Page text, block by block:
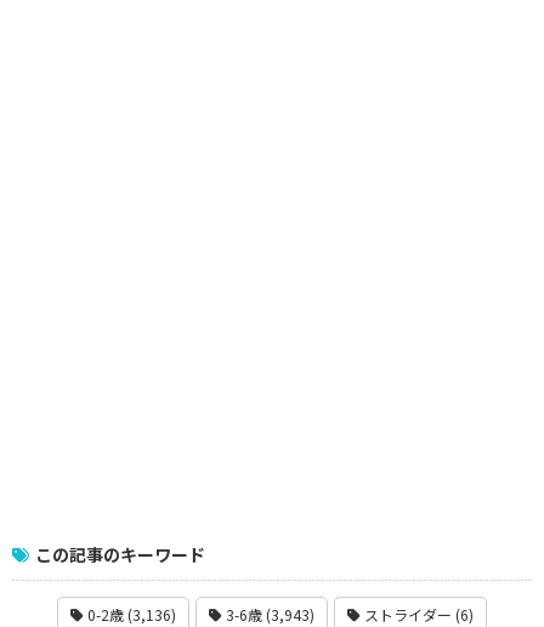
この記事のキーワード
0-2歳 (3,136) 3-6歳 (3,943) ストライダー (6)